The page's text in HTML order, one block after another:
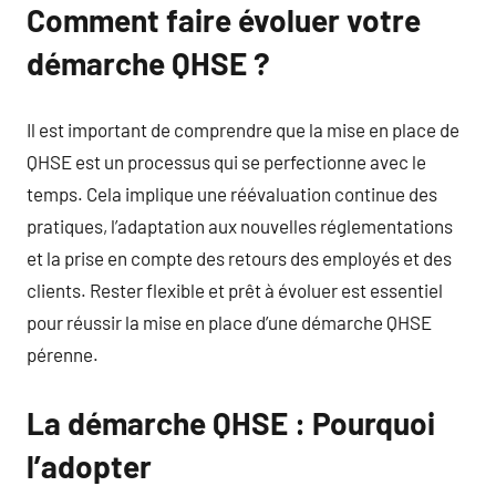
Comment faire évoluer votre
démarche QHSE ?
Il est important de comprendre que la mise en place de
QHSE est un processus qui se perfectionne avec le
temps. Cela implique une réévaluation continue des
pratiques, l’adaptation aux nouvelles réglementations
et la prise en compte des retours des employés et des
clients. Rester flexible et prêt à évoluer est essentiel
pour réussir la mise en place d’une démarche QHSE
pérenne.
La démarche QHSE : Pourquoi
l’adopter